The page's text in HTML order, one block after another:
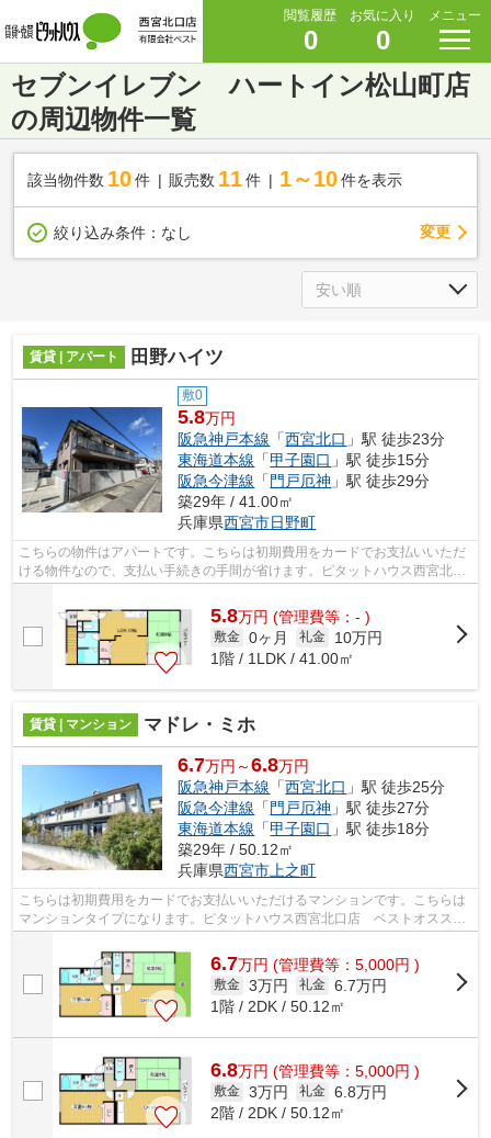
閲覧履歴
0
お気に入り
0
メニュー
セブンイレブン ハートイン松山町店
の周辺物件一覧
該当物件数 10件 販売数 11 件 1～10 件を表示
絞り込み条件： なし 変更
賃貸 | アパート 田野ハイツ
敷0
5.8万円
阪急神戸本線 「西宮北口 」駅 徒歩23分
東海道本線 「甲子園口 」駅 徒歩15分
阪急今津線 「 門戸厄神 」駅 徒歩29分
築29年 / 41.00㎡
兵庫県西宮市日野町
こちらの物件はアパートです。こちらは初期費用をカードでお支払いいただ
ける物件なので、支払い手続きの手間が省けます。ピタットハウス西宮北口
5.8万円 (管理費等：- )
敷金 0ヶ月 礼金
10万円
1階 / 1LDK / 41.00㎡
賃貸 | マンション マドレ・ミホ
6.7万円～6.8万円
阪急神戸本線 「西宮北口 」駅 徒歩25分
阪急今津線 「 門戸厄神 」駅 徒歩27分
東海道本線 「甲子園口 」駅 徒歩18分
築29年 / 50.12㎡
兵庫県西宮市 上之町
こちらは初期費用をカードでお支払いいただけるマンションです。こちらは
マンションタイプになります。ピタットハウス西宮北口店 ベストオススメ
6.7万円 (管理費等：5,000円 )
敷金 3万円 礼金 6.7万円
1階 / 2DK / 50.12㎡
6.8万円 (管理費等：5,000円 )
敷金 3万円 礼金 6.8万円
2階 / 2DK / 50.12㎡